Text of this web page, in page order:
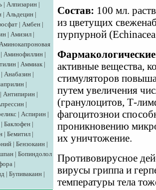
| Алпизарин |
| Альдецин |
| Амбен |
| Амизил |
| Аминофиллин |
| Аммиак |
| Анабазин |
|
| Антипирин |
|
| Аспирин |
| Баклофен |
| Бемитил |
| Бензокаин |
| Бопиндолол
|
| Бупивакаин |
Состав: 100 мл.
из цветущих
пурпурной
Фармакологические
активные вещества,
стимуляторов
путем увеличения
(гранулоцитов, Т-
фагоцитознои
проникновению
их уничтожение.
Противовирусное
вирусы гриппа и
температуры тела